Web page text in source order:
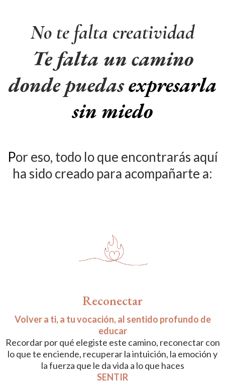
No te falta creatividad
Te falta un camino
donde puedasexpresarla
sin miedo
Por eso, todo lo que encontrarás aquí
ha sido creado para acompañarte a:
Reconectar
Volver a ti, a tu vocación, al sentido profundo de
educar
Recordar por qué elegiste este camino, reconectar con
lo que te enciende, recuperar la intuición, la emoción y
la fuerza que le da vida a lo que haces
SENTIR